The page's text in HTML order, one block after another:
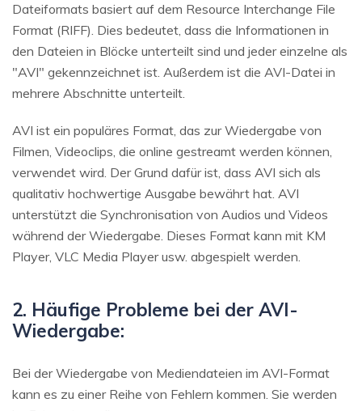
Dateiformats basiert auf dem Resource Interchange File
Format (RIFF). Dies bedeutet, dass die Informationen in
den Dateien in Blöcke unterteilt sind und jeder einzelne als
"AVI" gekennzeichnet ist. Außerdem ist die AVI-Datei in
mehrere Abschnitte unterteilt.
AVI ist ein populäres Format, das zur Wiedergabe von
Filmen, Videoclips, die online gestreamt werden können,
verwendet wird. Der Grund dafür ist, dass AVI sich als
qualitativ hochwertige Ausgabe bewährt hat. AVI
unterstützt die Synchronisation von Audios und Videos
während der Wiedergabe. Dieses Format kann mit KM
Player, VLC Media Player usw. abgespielt werden.
2. Häufige Probleme bei der AVI-
Wiedergabe:
Bei der Wiedergabe von Mediendateien im AVI-Format
kann es zu einer Reihe von Fehlern kommen. Sie werden